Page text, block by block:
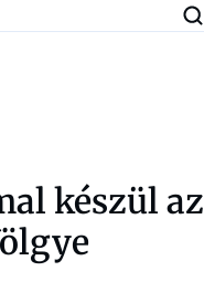
készül az